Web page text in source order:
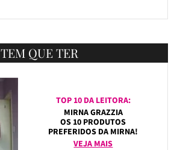
TEM QUE TER
TOP 10 DA LEITORA:
MIRNA GRAZZIA
OS 10 PRODUTOS
PREFERIDOS DA MIRNA!
VEJA MAIS